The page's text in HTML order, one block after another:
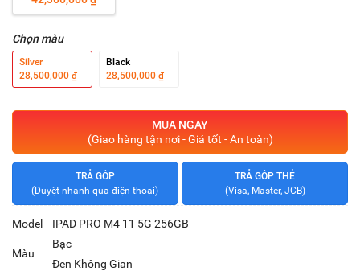
Chọn màu
Silver
28,500,000 ₫
Black
28,500,000 ₫
MUA NGAY
(Giao hàng tận nơi - Giá tốt - An toàn)
TRẢ GÓP
(Duyệt nhanh qua điện thoại)
TRẢ GÓP THẺ
(Visa, Master, JCB)
Model IPAD PRO M4 11 5G 256GB
Màu
Bạc
Đen Không Gian